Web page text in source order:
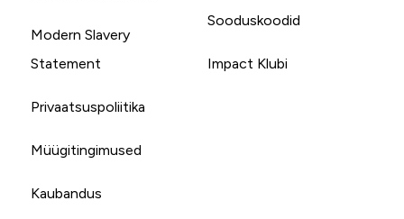
Modern Slavery
Statement
Privaatsuspoliitika
Müügitingimused
Kaubandus
Sooduskoodid
Impact Klubi